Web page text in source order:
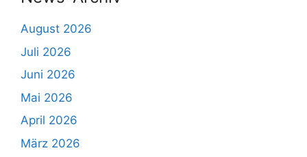
August 2026
Juli 2026
Juni 2026
Mai 2026
April 2026
März 2026